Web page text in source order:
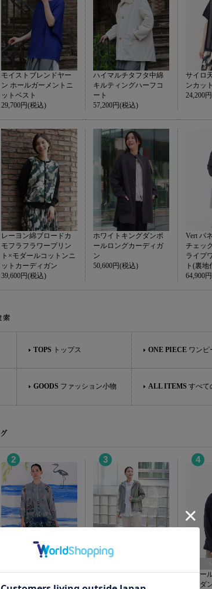
モイストブレンドヤー
ン ホールガーメントニ
ットベスト
29,700円(税込)
ハイマルチタフタ中綿
キルティングハーフコ
ート
57,200円(税込)
サイロ
ンカッ
24,200
レーヨン綿ブロードカ
モフラフラワープリン
ト×モダールコットンニ
ットカーディガン
39,600円(税込)
ホワイトキングダンボ
ールロングカーディガ
ン
50,600円(税込)
Vert パ
チェッ
ライプ
ト(裏地
64,900
TOPS トップス ONE PIECE ワンピ
GOODS ファッション小物 ALL ITEMS すべて
2
キュプラリヨセルボイ
ル湖のほとりプリント
3
ドライタッチツイルテ
ーパードパンツ
4
チュー
イトダ